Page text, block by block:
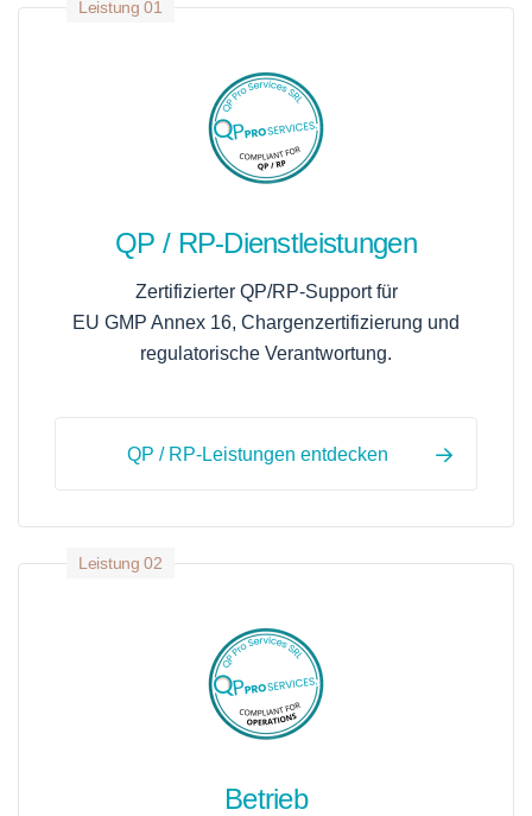
Leistung 01
QP / RP-Dienstleistungen
Zertifizierter QP/RP-Support für
EU GMP Annex 16, Chargenzertifizierung und
regulatorische Verantwortung.
QP / RP-Leistungen entdecken
Leistung 02
Betrieb